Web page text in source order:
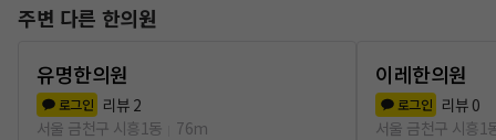
주변 다른 한의원
유명한의원
로그인 리뷰 2
서울 금천구 시흥1동
76m
이레한의원
로그인 리뷰 0
서울 금천구 시흥1